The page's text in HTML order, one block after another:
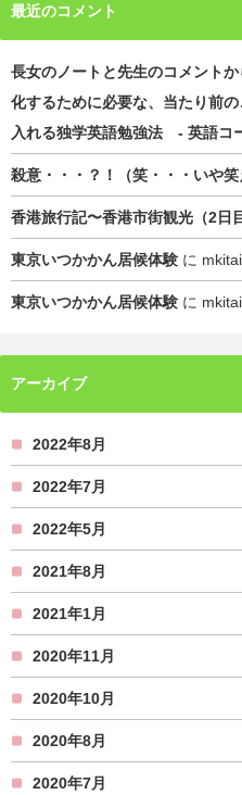
最近のコメント
長女のノートと先生のコメントか
化するために必要な、当たり前
入れる独学英語勉強法 - 英語コ
殺意・・・？！（笑・・・いや
香港旅行記〜香港市街観光（2日
東京いつかかん居候体験 に mkitai
東京いつかかん居候体験 に mkitai
アーカイブ
2022年8月
2022年7月
2022年5月
2021年8月
2021年1月
2020年11月
2020年10月
2020年8月
2020年7月